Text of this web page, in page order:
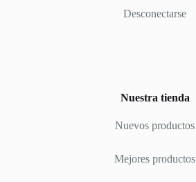
Desconectarse
Nuestra tienda
Nuevos productos
Mejores productos